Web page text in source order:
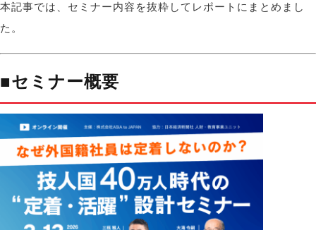
本記事では、セミナー内容を抜粋してレポートにまとめまし
た。
■セミナー概要